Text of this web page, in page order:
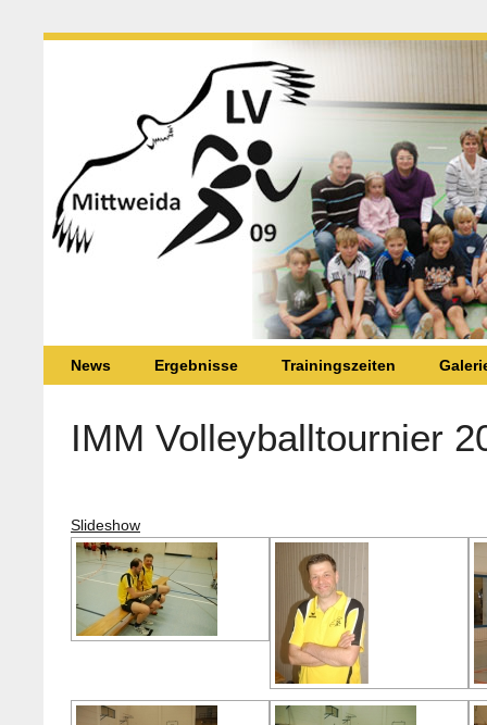
News Ergebnisse Trainingszeiten
IMM Volleyballtournier
Slideshow